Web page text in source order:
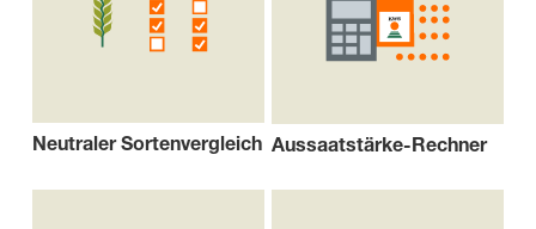
Neutraler Sortenvergleich Aussaatstärke-Rechner